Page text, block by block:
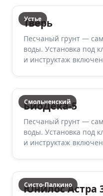
Устье
Тверь
Песчаный грунт —
воды. Установка под
и инструктаж
Смольненский
БиоДека-5
Песчаный грунт —
воды. Установка под
и инструктаж
Систо-Палкино
Юнилос Астра